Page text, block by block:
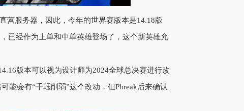
营服务器，因此，今年的世界赛版本是14.18版
已经作为上单和中单英雄登场了，这个新英雄允
版本可以视为设计师为2024全球总决赛进行改
能会有“千珏削弱”这个改动，但Phreak后来确认